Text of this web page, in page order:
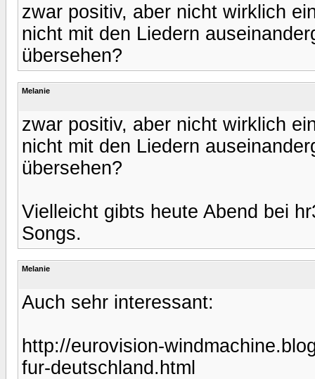
zwar positiv, aber nicht wirklich
nicht mit den Liedern
übersehen?
Melanie
zwar positiv, aber nicht wirklich
nicht mit den Liedern
übersehen?
Vielleicht gibts heute Abend bei
Songs.
Melanie
Auch sehr interessant:
http://eurovision-
fur-deutschland.html